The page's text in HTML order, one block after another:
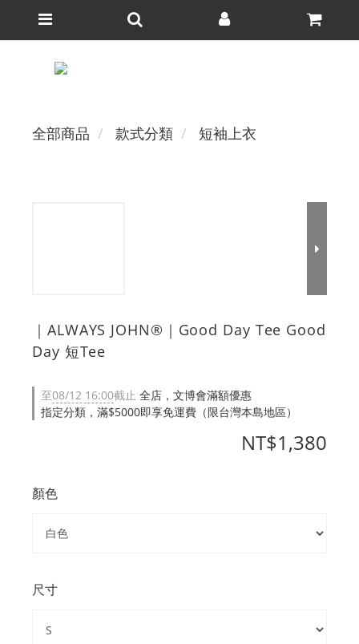
全部商品 款式分類 短袖上衣
｜ALWAYS JOHN®｜Good Day Tee Good
Day 短Tee
至08/12 16:00截止 全店，文博會滿額優惠
指定分類，滿$5000即享免運費（限台灣本島地區）
NT$1,380
顏色
尺寸